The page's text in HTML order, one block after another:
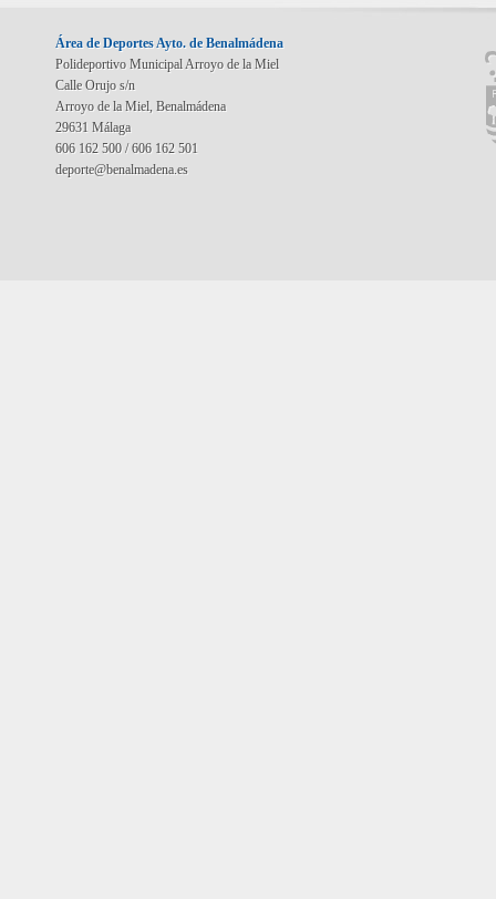
Área de Deportes Ayto. de Benalmádena
Polideportivo Municipal Arroyo de la Miel
Calle Orujo s/n
Arroyo de la Miel, Benalmádena
29631 Málaga
606 162 500 / 606 162 501
deporte@benalmadena.es